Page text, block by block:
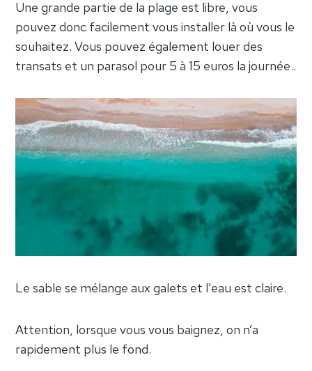
Une grande partie de la plage est libre, vous
pouvez donc facilement vous installer là où vous le
souhaitez. Vous pouvez également louer des
transats et un parasol pour 5 à 15 euros la journée..
Le sable se mélange aux galets et l’eau est claire.
Attention, lorsque vous vous baignez, on n’a
rapidement plus le fond.